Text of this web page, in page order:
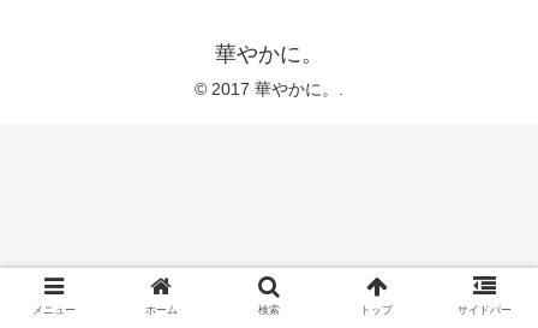
華やかに。
© 2017 華やかに。.
メニュー ホーム 検索 トップ サイドバー